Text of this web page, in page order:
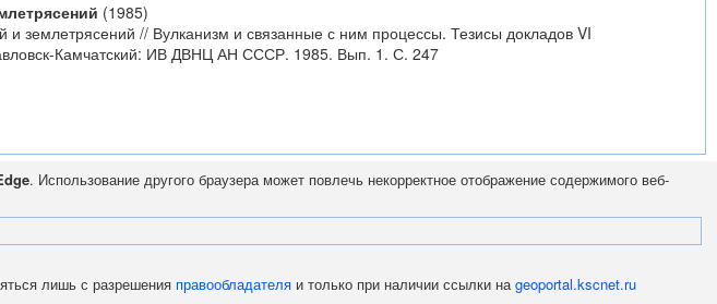
(1985)
землетрясений // Вулканизм и связанные с ним процессы. Тезисы докладов VI
Камчатский: ИВ ДВНЦ АН СССР. 1985. Вып. 1. С. 247
. Использование другого браузера может повлечь некорректное отображение содержимого веб-
лишь с разрешения правообладателя и только при наличии ссылки наgeoportal.kscnet.ru